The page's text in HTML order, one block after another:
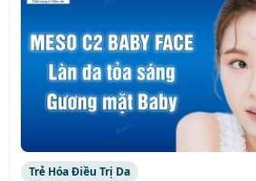
Trẻ Hóa Điều Trị Da